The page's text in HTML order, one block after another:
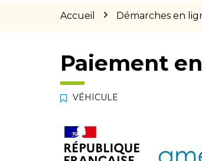
Accueil Démarches en
Paiement
VÉHICULE